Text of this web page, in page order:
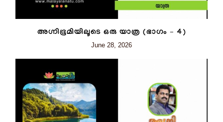
അഗ്നിഭൂമിയിലൂടെ ഒരു യാത്ര (ഭാഗം – 4)
June 28, 2026